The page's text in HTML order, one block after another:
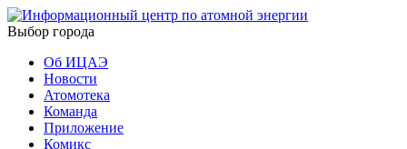
Выбор города
Об ИЦАЭ
Новости
Атомотека
Команда
Приложение
Комикс